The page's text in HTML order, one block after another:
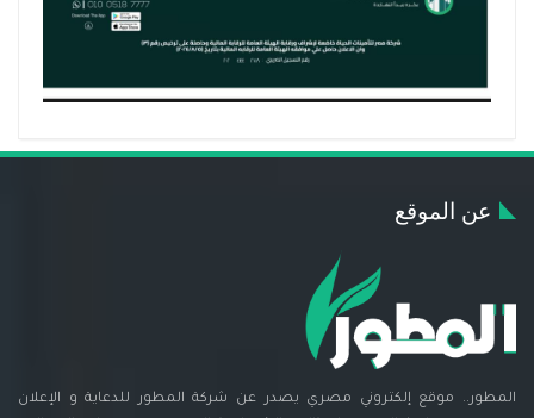
عن الموقع
المطور.. موقع إلكتروني مصري يصدر عن شركة المطور للدعاية و الإعلان